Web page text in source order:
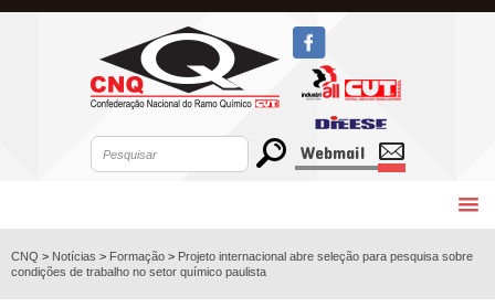
Webmail
CNQ > Notícias > Formação > Projeto internacional abre seleção para pesquisa sobre
condições de trabalho no setor químico paulista